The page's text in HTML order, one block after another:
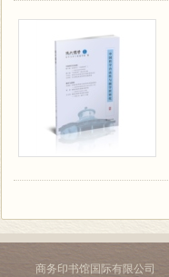
商务印书馆国际有限公司